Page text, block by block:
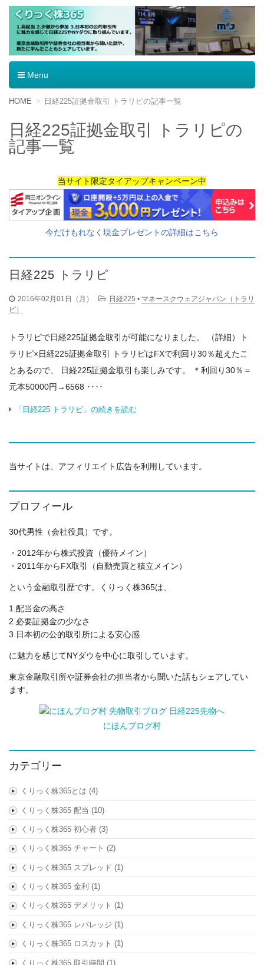
くりっく株365
Menu
コ
テ
ン
ツ
へ
HOME 日経225証拠金取引 トラリピの記事一覧
日経225証拠金取引 トラリピの
記事一覧
当サイト限定タイアップキャンペーン中
今だけもれなく現金プレゼントの詳細はこちら
日経225 トラリピ
2016年02月01日（月） 日経225 • マネースクウェアジャパン（トラリ
ピ）
トラリピで日経225証拠金取引が可能になりました。 （詳細）ト
ラリピ×日経225証拠金取引 トラリピはFXで利回り30％超えたこ
とあるので、 日経225証拠金取引も楽しみです。 ＊利回り30％＝
元本50000円→6568 ‥‥
「日経225 トラリピ」の続きを読む
当サイトは、アフィリエイト広告を利用しています。
プロフィール
30代男性（会社役員）です。
・2012年から株式投資（優待メイン）
・2011年からFX取引（自動売買と積立メイン）
という金融取引歴です。くりっく株365は、
1.配当金の高さ
2.必要証拠金の少なさ
3.日本初の公的取引所による安心感
に魅力を感じてNYダウを中心に取引しています。
東京金融取引所や証券会社の担当者から聞いた話もシェアしてい
ます。
にほんブログ村
カテゴリー
くりっく株365とは (4)
くりっく株365 配当 (10)
くりっく株365 初心者(3)
くりっく株365 チャート (2)
くりっく株365 スプレッド (1)
くりっく株365 金利 (1)
くりっく株365 デメリット (1)
くりっく株365 レバレッジ (1)
くりっく株365 ロスカット (1)
くりっく株365 取引時間 (1)